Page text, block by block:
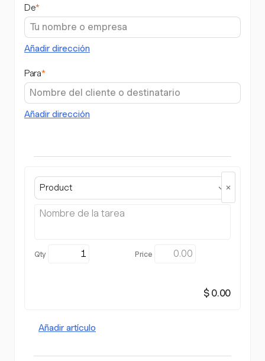
De*
Añadir dirección
Para*
Añadir dirección
Product
$ 0.00
Añadir artículo